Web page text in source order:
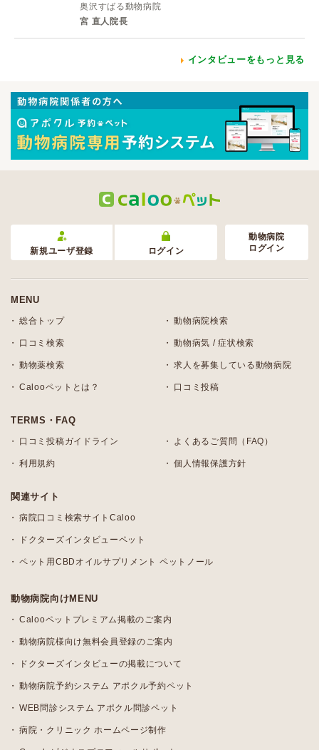
奥沢すばる動物病院
宮 直人院長
インタビューをもっと見る
新規ユーザ登録 ログイン
動物病院
ログイン
MENU
総合トップ 動物病院検索
口コミ検索 動物病気 / 症状検索
動物薬検索 求人を募集している動物病院
Calooペットとは？ 口コミ投稿
TERMS・FAQ
口コミ投稿ガイドライン よくあるご質問（FAQ）
利用規約 個人情報保護方針
関連サイト
病院口コミ検索サイトCaloo
ドクターズインタビューペット
ペット用CBDオイルサプリメント ペットノール
動物病院向けMENU
Calooペットプレミアム掲載のご案内
動物病院様向け無料会員登録のご案内
ドクターズインタビューの掲載について
動物病院予約システム アポクル予約ペット
WEB問診システム アポクル問診ペット
病院・クリニック ホームページ制作